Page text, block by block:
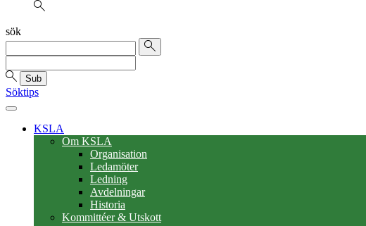
sök
Sub
Söktips
KSLA
Om KSLA
Organisation
Ledamöter
Ledning
Avdelningar
Historia
Kommittéer & Utskott